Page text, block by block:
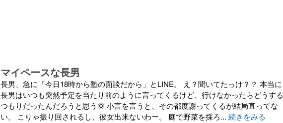
マイペースな長男
長男、急に「今日18時から塾の面談だから」とLINE。 え？聞いてたっけ？？ 本当に
長男はいつも突然予定を当たり前のように言ってくるけど、行けなかったらどうする
つもりだったんだろうと思う💢 小言を言うと、その都度謝ってくるが結局直ってな
い。 こりゃ振り回されるし、彼女出来ないわー。 庭で野菜を採ろ... 続きをみる